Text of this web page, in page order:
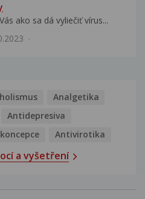
ako sa dá vyliečiť vírus...
Analgetika
Antidepresiva
Antivirotika
a vyšetření